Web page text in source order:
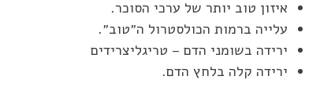
איזון טוב יותר של ערכי הסוכר.
עלייה ברמות הכולסטרול ה״טוב״.
ירידה בשומני הדם – טריגליצרידים
ירידה קלה בלחץ הדם.